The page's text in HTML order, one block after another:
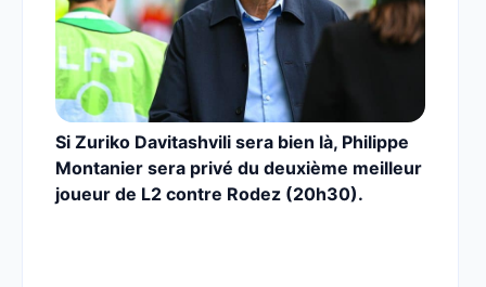
Si Zuriko Davitashvili sera bien là, Philippe
Montanier sera privé du deuxième meilleur
joueur de L2 contre Rodez (20h30).